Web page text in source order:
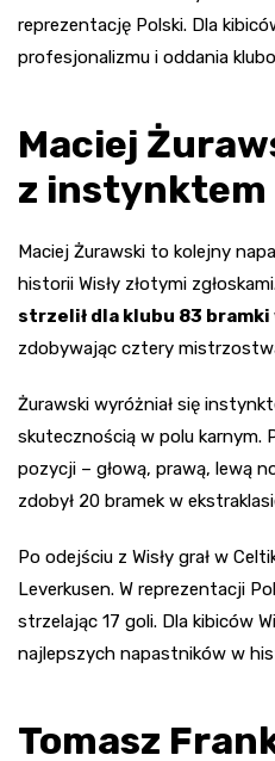
reprezentację Polski. Dla
profesjonalizmu i oddania
Maciej
z instynktem
Maciej Żurawski to kolejny
historii Wisły złotymi
strzelił dla klubu 83 bramki
zdobywając cztery
Żurawski wyróżniał się
skutecznością w polu karnym.
pozycji – głową, prawą, lewą
zdobył 20 bramek w
Po odejściu z Wisły grał w
Leverkusen. W reprezentacji
strzelając 17 goli. Dla kibiców
najlepszych napastników w
Tomasz